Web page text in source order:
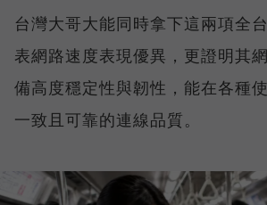
台灣大哥大能同時拿下這兩項全
表網路速度表現優異，更證明其
備高度穩定性與韌性，能在各種
一致且可靠的連線品質。